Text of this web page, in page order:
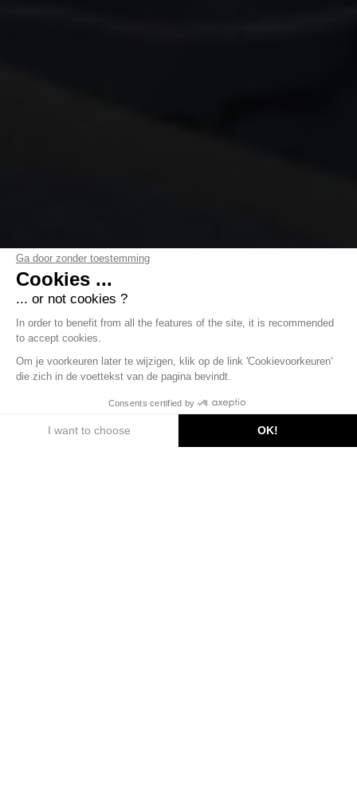
ONTDEK
Ga door zonder toestemming
Cookies ...
... or not cookies ?
In order to benefit from all the features of the site, it is recommended
to accept cookies.
Om je voorkeuren later te wijzigen, klik op de link 'Cookievoorkeuren'
die zich in de voettekst van de pagina bevindt.
Consents certified by
I want to choose OK!